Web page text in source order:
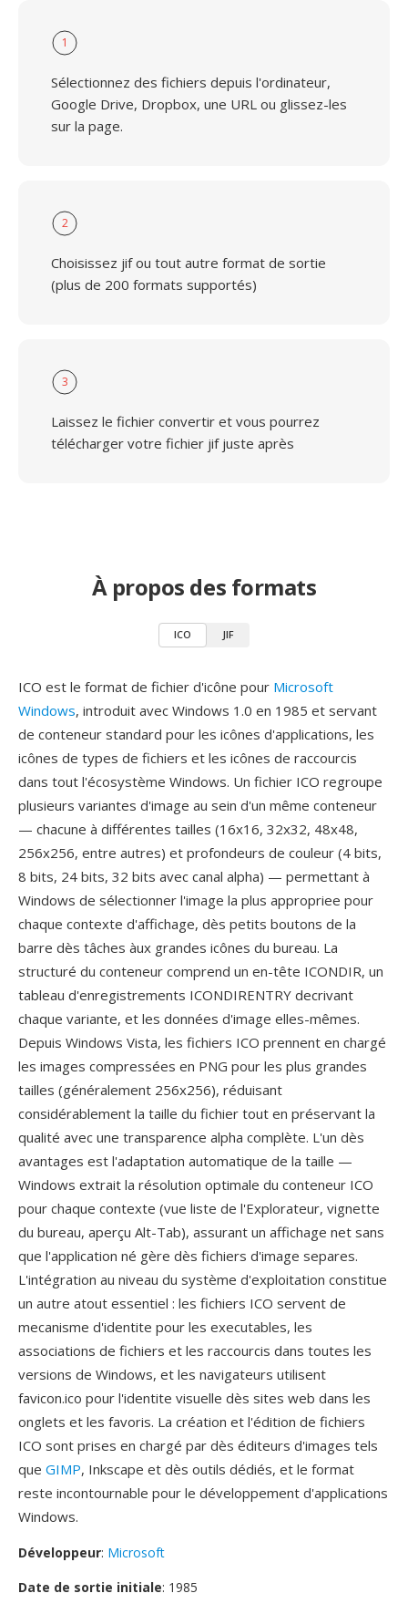
1
Sélectionnez des fichiers depuis l'ordinateur,
Google Drive, Dropbox, une URL ou glissez-les
sur la page.
2
Choisissez jif ou tout autre format de sortie
(plus de 200 formats supportés)
3
Laissez le fichier convertir et vous pourrez
télécharger votre fichier jif juste après
À propos des formats
ICO JIF
ICO est le format de fichier d'icône pour Microsoft
Windows, introduit avec Windows 1.0 en 1985 et servant
de conteneur standard pour les icônes d'applications, les
icônes de types de fichiers et les icônes de raccourcis
dans tout l'écosystème Windows. Un fichier ICO regroupe
plusieurs variantes d'image au sein d'un même conteneur
— chacune à différentes tailles (16x16, 32x32, 48x48,
256x256, entre autres) et profondeurs de couleur (4 bits,
8 bits, 24 bits, 32 bits avec canal alpha) — permettant à
Windows de sélectionner l'image la plus appropriee pour
chaque contexte d'affichage, dès petits boutons de la
barre dès tâches àux grandes icônes du bureau. La
structuré du conteneur comprend un en-tête ICONDIR, un
tableau d'enregistrements ICONDIRENTRY decrivant
chaque variante, et les données d'image elles-mêmes.
Depuis Windows Vista, les fichiers ICO prennent en chargé
les images compressées en PNG pour les plus grandes
tailles (généralement 256x256), réduisant
considérablement la taille du fichier tout en préservant la
qualité avec une transparence alpha complète. L'un dès
avantages est l'adaptation automatique de la taille —
Windows extrait la résolution optimale du conteneur ICO
pour chaque contexte (vue liste de l'Explorateur, vignette
du bureau, aperçu Alt-Tab), assurant un affichage net sans
que l'application né gère dès fichiers d'image separes.
L'intégration au niveau du système d'exploitation constitue
un autre atout essentiel : les fichiers ICO servent de
mecanisme d'identite pour les executables, les
associations de fichiers et les raccourcis dans toutes les
versions de Windows, et les navigateurs utilisent
favicon.ico pour l'identite visuelle dès sites web dans les
onglets et les favoris. La création et l'édition de fichiers
ICO sont prises en chargé par dès éditeurs d'images tels
que GIMP, Inkscape et dès outils dédiés, et le format
reste incontournable pour le développement d'applications
Windows.
Développeur: Microsoft
Date de sortie initiale: 1985